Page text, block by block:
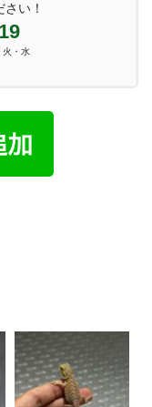
い！
・水